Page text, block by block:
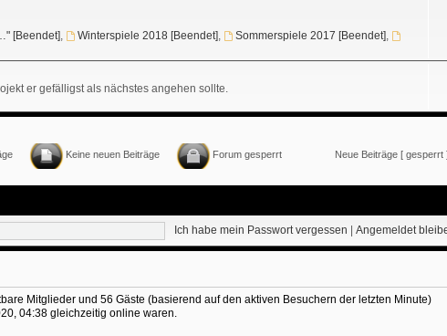
[Beendet], Winterspiele 2018 [Beendet], Sommerspiele 2017 [Beendet],
er gefälligst als nächstes angehen sollte.
Keine neuen Beiträge Forum gesperrt Neue Beiträge [ gesperrt
Ich habe mein Passwort vergessen Angemeldet
Mitglieder und 56 Gäste (basierend auf den aktiven Besuchern der letzten Minute)
04:38 gleichzeitig online waren.